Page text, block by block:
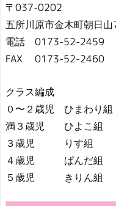
〒037-0202
五所川原市金木町朝日
電話 0173-52-2459
FAX 0173-52-2460
クラス編成
０〜２歳児 ひまわり組
満３歳児 ひよこ組
３歳児 りす組
４歳児 ぱんだ組
５歳児 きりん組